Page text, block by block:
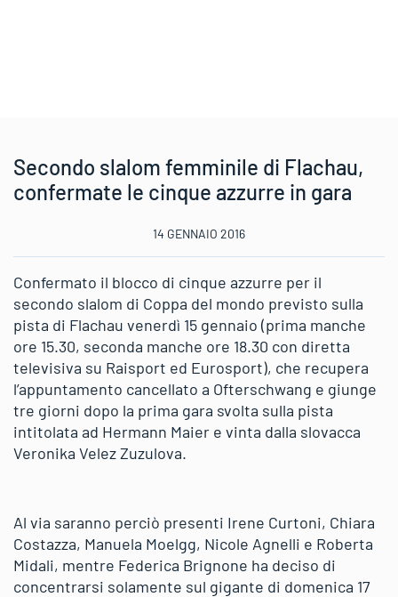
Secondo slalom femminile di Flachau,
confermate le cinque azzurre in gara
14 GENNAIO 2016
Confermato il blocco di cinque azzurre per il
secondo slalom di Coppa del mondo previsto sulla
pista di Flachau venerdì 15 gennaio (prima manche
ore 15.30, seconda manche ore 18.30 con diretta
televisiva su Raisport ed Eurosport), che recupera
l’appuntamento cancellato a Ofterschwang e giunge
tre giorni dopo la prima gara svolta sulla pista
intitolata ad Hermann Maier e vinta dalla slovacca
Veronika Velez Zuzulova.
Al via saranno perciò presenti Irene Curtoni, Chiara
Costazza, Manuela Moelgg, Nicole Agnelli e Roberta
Midali, mentre Federica Brignone ha deciso di
concentrarsi solamente sul gigante di domenica 17